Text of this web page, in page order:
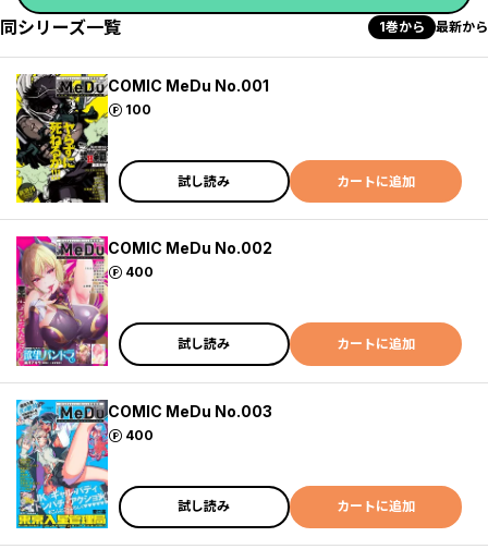
同シリーズ一覧 1巻から 最新から
COMIC MeDu No.001
100
ポイント
試し読み カートに追加
COMIC MeDu No.002
400
ポイント
試し読み カートに追加
COMIC MeDu No.003
400
ポイント
試し読み カートに追加